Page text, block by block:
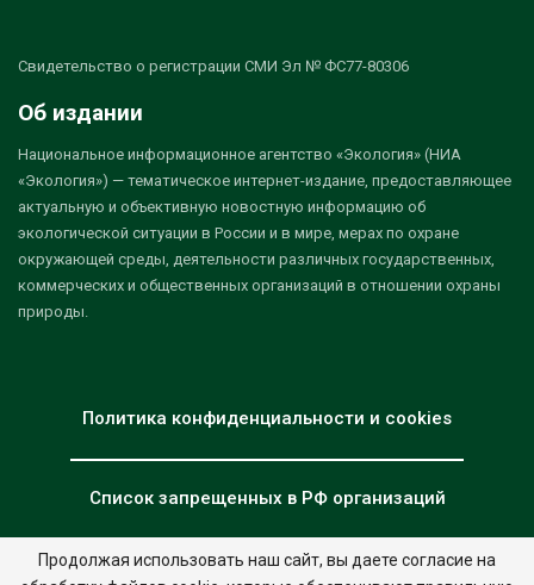
Свидетельство о регистрации СМИ Эл № ФС77-80306
Об издании
Национальное информационное агентство «Экология» (НИА
«Экология») — тематическое интернет-издание, предоставляющее
актуальную и объективную новостную информацию об
экологической ситуации в России и в мире, мерах по охране
окружающей среды, деятельности различных государственных,
коммерческих и общественных организаций в отношении охраны
природы.
Политика конфиденциальности и cookies
Список запрещенных в РФ организаций
Продолжая использовать наш сайт, вы даете согласие на